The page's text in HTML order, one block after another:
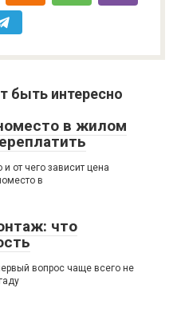
быть интересно
в жилом
от чего зависит цена
в
что
вопрос чаще всего не